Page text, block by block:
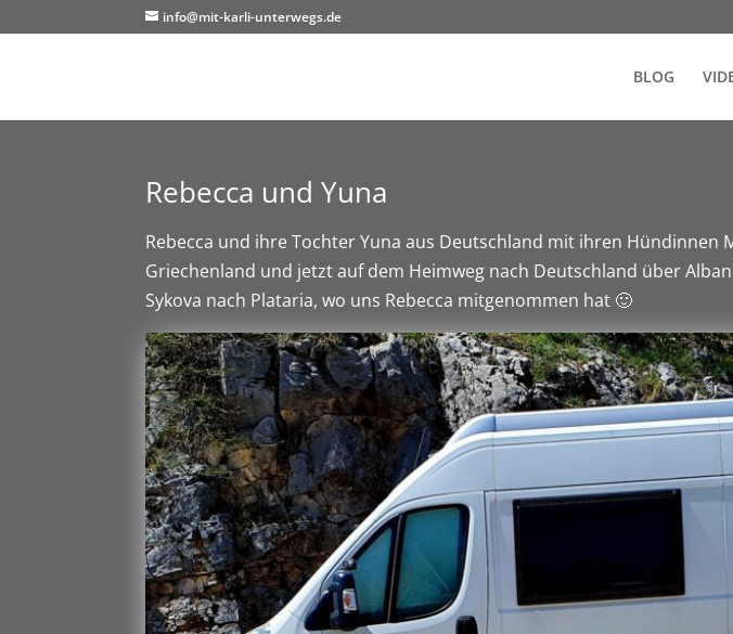
info@mit-karli-unterwegs.de
BLOG
Rebecca und Yuna
Rebecca und ihre Tochter Yuna aus Deutschland mit ihren
Griechenland und jetzt auf dem Heimweg nach Deutschland über
Sykova nach Plataria, wo uns Rebecca mitgenommen hat 🙂